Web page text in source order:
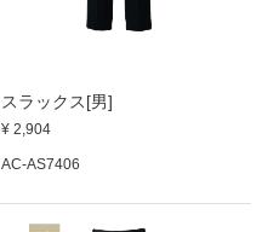
スラックス[男]
¥ 2,904
AC-AS7406